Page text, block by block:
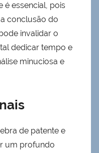
é essencial, pois
conclusão do
invalidar o
dedicar tempo e
minuciosa e
de patente e
um profundo